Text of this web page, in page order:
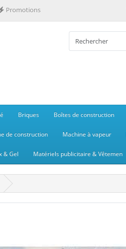
Promotions
Briques Boîtes de construction
de construction Machine à vapeur
& Gel Matériels publicitaire & Vêtemen